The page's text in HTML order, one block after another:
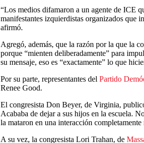
“Los medios difamaron a un agente de ICE
manifestantes izquierdistas organizados que
afirmó.
Agregó, además, que la razón por la que la
porque “mienten deliberadamente” para
su mensaje, eso es “exactamente” lo que
Por su parte, representantes del Partido
Renee Good.
El congresista Don Beyer, de Virginia,
Acababa de dejar a sus hijos en la escuela.
la mataron en una interacción completamente
A su vez, la congresista Lori Trahan, de